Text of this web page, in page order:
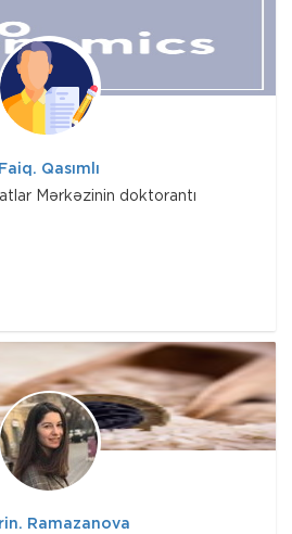
Faiq. Qasımlı
Mərkəzinin doktorantı
Ramazanova